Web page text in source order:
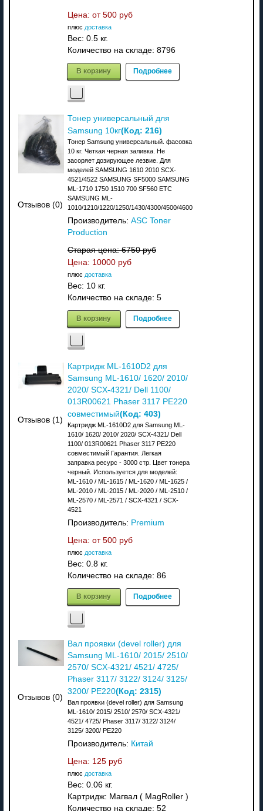
Цена: от 500 руб
плюс доставка
Вес: 0.5 кг.
Количество на складе: 8796
В корзину Подробнее
Отзывов (0)
Тонер универсальный для
Samsung 10кг(Код: 216)
Тонер Samsung универсальный. фасовка
10 кг. Четкая черная заливка. Не
засоряет дозирующее лезвие. Для
моделей SAMSUNG 1610 2010 SCX-
4521/4522 SAMSUNG SF5000 SAMSUNG
ML-1710 1750 1510 700 SF560 ETC
SAMSUNG ML-
1010/1210/1220/1250/1430/4300/4500/4600
Производитель: ASC Toner
Production
Старая цена:6750 руб
Цена: 10000 руб
плюс доставка
Вес: 10 кг.
Количество на складе: 5
В корзину Подробнее
Отзывов (1)
Картридж ML-1610D2 для
Samsung ML-1610/ 1620/ 2010/
2020/ SCX-4321/ Dell 1100/
013R00621 Phaser 3117 PE220
совместимый(Код: 403)
Картридж ML-1610D2 для Samsung ML-
1610/ 1620/ 2010/ 2020/ SCX-4321/ Dell
1100/ 013R00621 Phaser 3117 PE220
совместимый Гарантия. Легкая
заправка ресурс - 3000 стр. Цвет тонера
черный. Используется для моделей:
ML-1610 / ML-1615 / ML-1620 / ML-1625 /
ML-2010 / ML-2015 / ML-2020 / ML-2510 /
ML-2570 / ML-2571 / SCX-4321 / SCX-
4521
Производитель: Premium
Цена: от 500 руб
плюс доставка
Вес: 0.8 кг.
Количество на складе: 86
В корзину Подробнее
Отзывов (0)
Вал проявки (devel roller) для
Samsung ML-1610/ 2015/ 2510/
2570/ SCX-4321/ 4521/ 4725/
Phaser 3117/ 3122/ 3124/ 3125/
3200/ PE220(Код: 2315)
Вал проявки (devel roller) для Samsung
ML-1610/ 2015/ 2510/ 2570/ SCX-4321/
4521/ 4725/ Phaser 3117/ 3122/ 3124/
3125/ 3200/ PE220
Производитель: Китай
Цена: 125 руб
плюс доставка
Вес: 0.06 кг.
Картридж: Магвал ( MagRoller )
Количество на складе: 52